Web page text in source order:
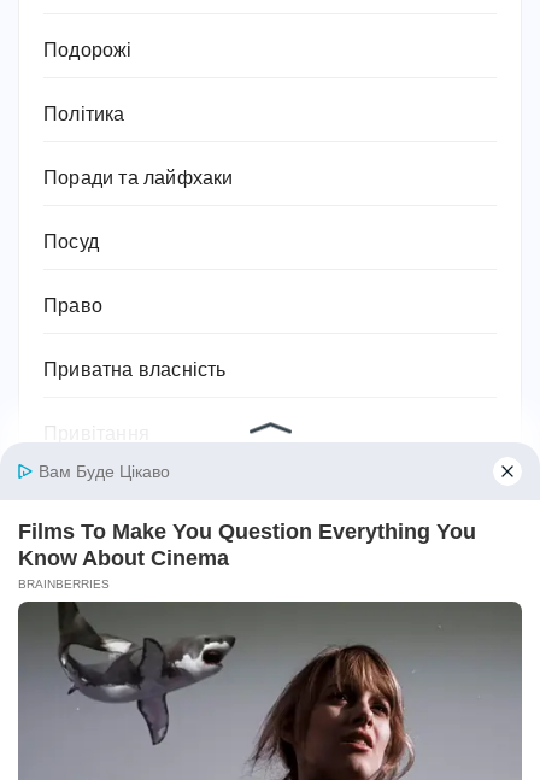
Подорожі
Політика
Поради та лайфхаки
Посуд
Право
Приватна власність
Програми тренування
Професії та робота
Психологія